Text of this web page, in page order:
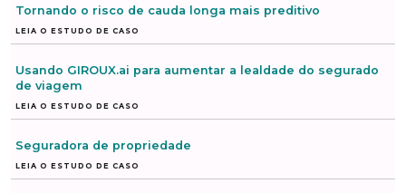
Tornando o risco de cauda longa mais preditivo
LEIA O ESTUDO DE CASO
Usando GIROUX.ai para aumentar a lealdade do segurado
de viagem
LEIA O ESTUDO DE CASO
Seguradora de propriedade
LEIA O ESTUDO DE CASO